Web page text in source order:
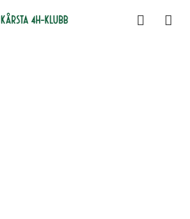
Kårsta 4H-klubb